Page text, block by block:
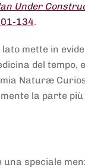
Under
134.
mette in
del
Naturæ
la parte
speciale